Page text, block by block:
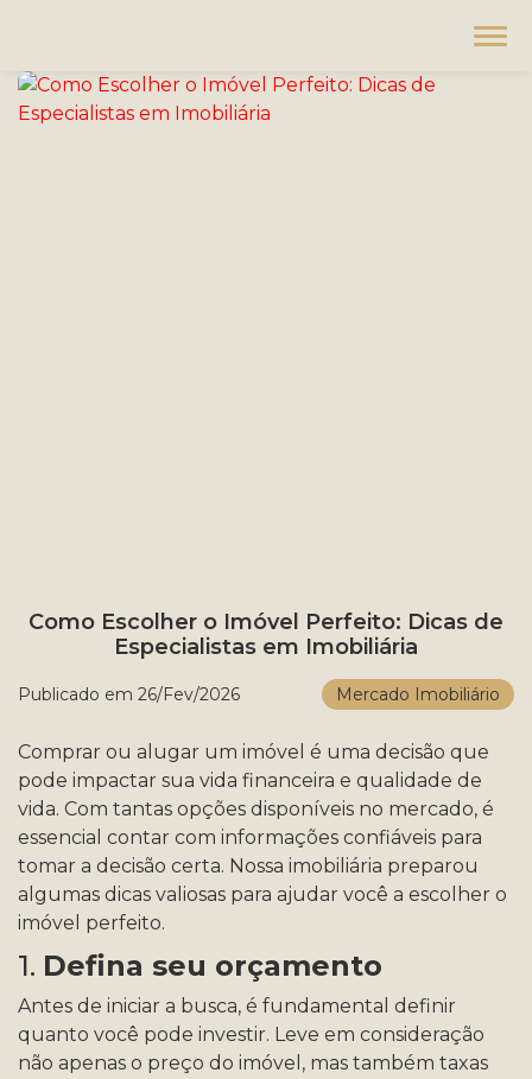
Como Escolher o Imóvel Perfeito: Dicas de
Especialistas em Imobiliária
Publicado em 26/Fev/2026 Mercado Imobiliário
Comprar ou alugar um imóvel é uma decisão que
pode impactar sua vida financeira e qualidade de
vida. Com tantas opções disponíveis no mercado, é
essencial contar com informações confiáveis para
tomar a decisão certa. Nossa imobiliária preparou
algumas dicas valiosas para ajudar você a escolher o
imóvel perfeito.
1. Defina seu orçamento
Antes de iniciar a busca, é fundamental definir
quanto você pode investir. Leve em consideração
não apenas o preço do imóvel, mas também taxas